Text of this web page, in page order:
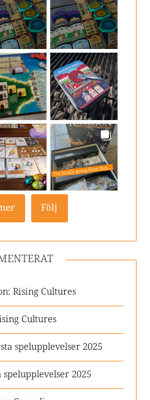
Följ
Rising Cultures
Cultures
spelupplevelser 2025
spelupplevelser 2025